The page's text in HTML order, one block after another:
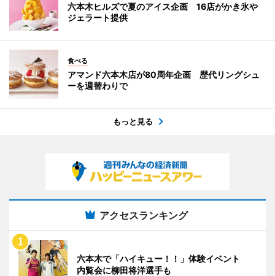
六本木ヒルズで夏のアイス企画 16店がかき氷や
ジェラート提供
食べる
アマンド六本木店が80周年企画 歴代リングシュ
ーを週替わりで
もっと見る
アクセスランキング
六本木で「ハイキュー！！」体験イベント
内覧会に柳田将洋選手も